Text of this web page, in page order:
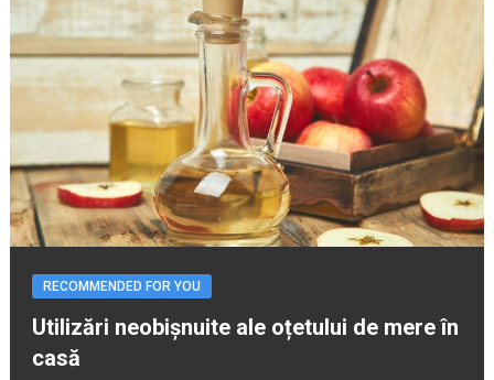
RECOMMENDED FOR YOU
Utilizări neobișnuite ale oțetului de mere în
casă